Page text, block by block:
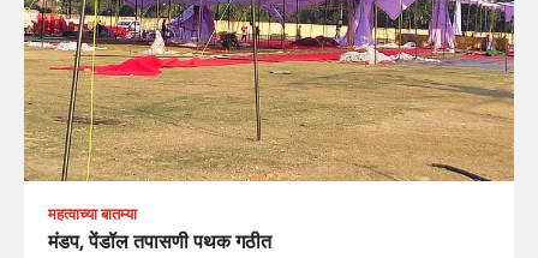
महत्वाच्या बातम्या
मंडप, पेंडॉल तपासणी पथक गठीत